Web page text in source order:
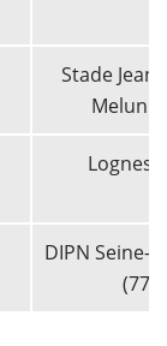
Stade
Melun
Lognes
DIPN Seine-
(77)